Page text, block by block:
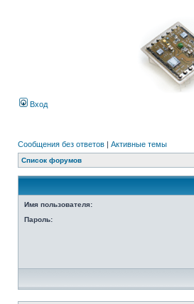
Вход
Сообщения без ответов | Активные темы
Список форумов
Имя пользователя:
Пароль: